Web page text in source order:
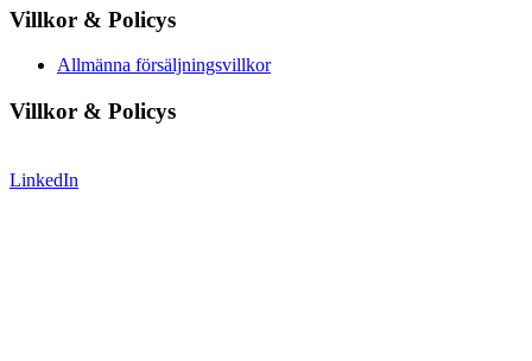
Villkor & Policys
Allmänna försäljningsvillkor
Villkor & Policys
LinkedIn